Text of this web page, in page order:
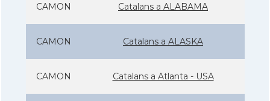
CAMON Catalans a ALABAMA
CAMON Catalans a ALASKA
CAMON Catalans a Atlanta - USA